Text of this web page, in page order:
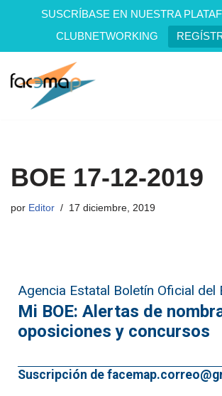
SUSCRÍBASE EN NUESTRA
CLUBNETWORKING
Saltar
BOE 17-12-2019
por Editor 17 diciembre, 2019
Agencia Estatal Boletín Oficial del
Mi BOE: Alertas de
oposiciones y concursos
Suscripción de